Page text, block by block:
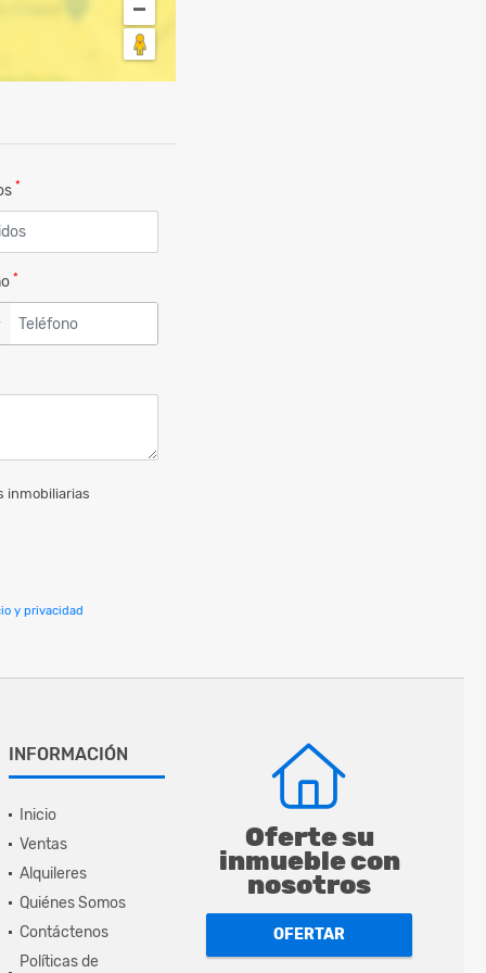
*
*
inmobiliarias
y privacidad
INFORMACIÓN
Inicio
Ventas
Alquileres
Quiénes Somos
Contáctenos
Políticas de
Oferte su
inmueble con
nosotros
OFERTAR